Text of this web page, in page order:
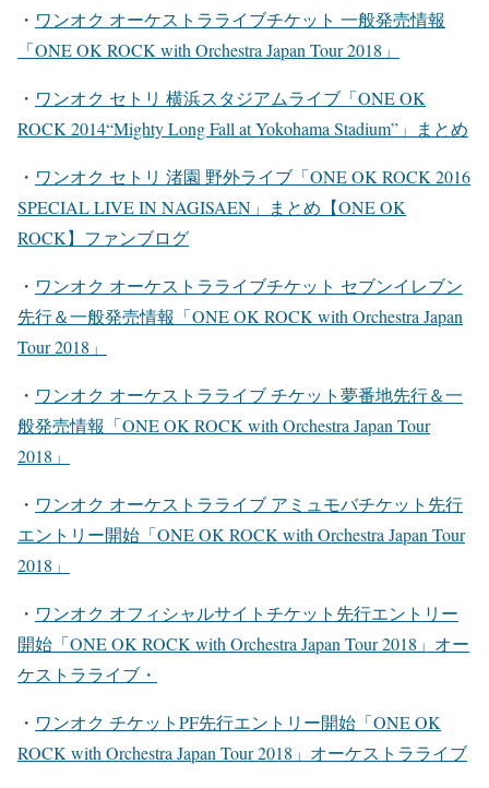
・ ワンオク オーケストラライブチケット 一般発売情報
「ONE OK ROCK with Orchestra Japan Tour 2018」
・ ワンオク セトリ 横浜スタジアムライブ「ONE OK
ROCK 2014“Mighty Long Fall at Yokohama Stadium”」まとめ
・ ワンオク セトリ 渚園 野外ライブ「ONE OK ROCK 2016
SPECIAL LIVE IN NAGISAEN」まとめ【ONE OK
ROCK】ファンブログ
・ ワンオク オーケストラライブチケット セブンイレブン
先行＆一般発売情報「ONE OK ROCK with Orchestra Japan
Tour 2018」
・ ワンオク オーケストラライブ チケット夢番地先行＆一
般発売情報「ONE OK ROCK with Orchestra Japan Tour
2018」
・ ワンオク オーケストラライブ アミュモバチケット先行
エントリー開始「ONE OK ROCK with Orchestra Japan Tour
2018」
・ ワンオク オフィシャルサイトチケット先行エントリー
開始「ONE OK ROCK with Orchestra Japan Tour 2018」オー
ケストラライブ ・
・ ワンオク チケットPF先行エントリー開始「ONE OK
ROCK with Orchestra Japan Tour 2018」オーケストラライブ